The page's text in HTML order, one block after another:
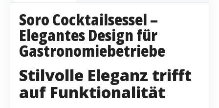
Soro Cocktailsessel –
Elegantes Design für
Gastronomiebetriebe
Stilvolle Eleganz trifft
auf Funktionalität